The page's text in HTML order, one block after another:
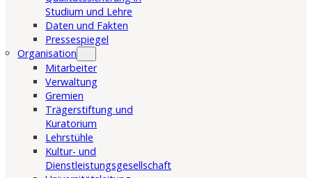
Studium und Lehre
Daten und Fakten
Pressespiegel
Organisation
Mitarbeiter
Verwaltung
Gremien
Trägerstiftung und
Kuratorium
Lehrstühle
Kultur- und
Dienstleistungsgesellschaft